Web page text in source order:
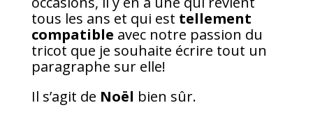
tous les ans et qui est tellement
compatible avec notre passion du
tricot que je souhaite écrire tout un
paragraphe sur elle!
Il s’agit de Noël bien sûr.